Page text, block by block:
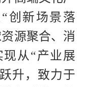
创新场景落
源聚合、消
从“产业展
升，致力于